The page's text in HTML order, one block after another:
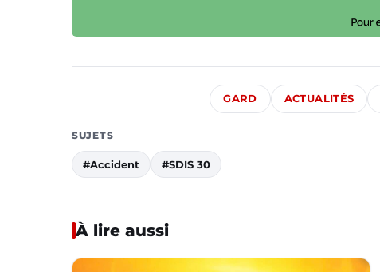
GARD ACTUALITÉS
SUJETS
#Accident #SDIS 30
À lire aussi